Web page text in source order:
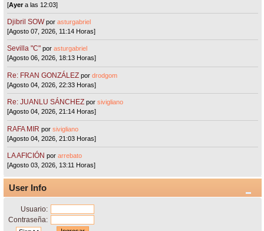
[Ayera las 12:03]
Djibril SOW porasturgabriel
[Agosto 07, 2026, 11:14 Horas]
Sevilla "C"porasturgabriel
[Agosto 06, 2026, 18:13 Horas]
Re: FRAN GONZÁLEZ pordrodgom
[Agosto 04, 2026, 22:33 Horas]
Re: JUANLU SÁNCHEZ porsivigliano
[Agosto 04, 2026, 21:14 Horas]
RAFA MIR porsivigliano
[Agosto 04, 2026, 21:03 Horas]
LA AFICIÓN porarrebato
[Agosto 03, 2026, 13:11 Horas]
User Info
Usuario:
Contraseña: